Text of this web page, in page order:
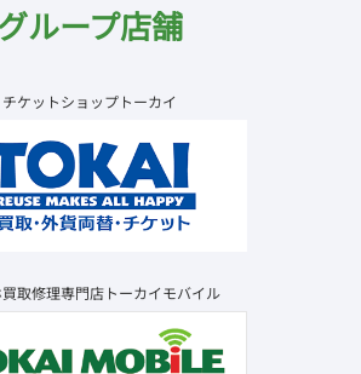
ループ店舗
チケットショップトーカイ
買取修理専門店トーカイモバイル